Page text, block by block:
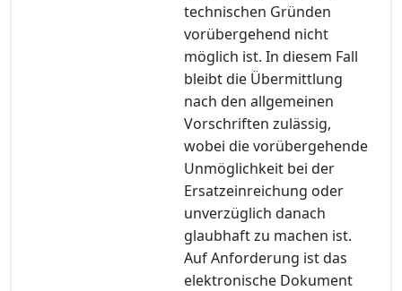
technischen Gründen
vorübergehend nicht
möglich ist. In diesem Fall
bleibt die Übermittlung
nach den allgemeinen
Vorschriften zulässig,
wobei die vorübergehende
Unmöglichkeit bei der
Ersatzeinreichung oder
unverzüglich danach
glaubhaft zu machen ist.
Auf Anforderung ist das
elektronische Dokument